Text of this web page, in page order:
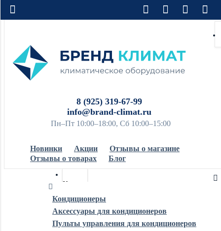
8 (925) 319-67-99
info@brand-climat.ru
Пн–Пт 10:00–18:00, Сб 10:00–15:00
Новинки Акции
Отзывы о магазине
Отзывы о товарах
Блог
Кондиционеры
Обогреватели
Кондиционеры
Аксессуары для кондиционеров
Пульты управления для кондиционеров